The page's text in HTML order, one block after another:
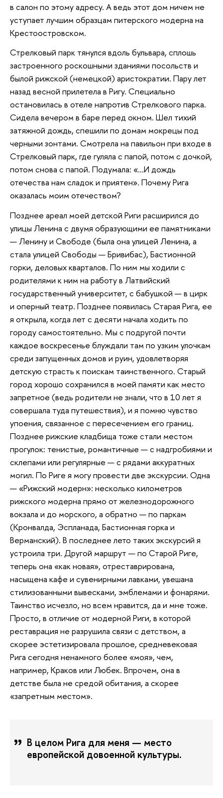
в салон по этому адресу. А ведь этот дом ничем не
уступает лучшим образцам питерского модерна на
Крестоостровском.
Стрелковый парк тянулся вдоль бульвара, сплошь
застроенного роскошными зданиями посольств и
былой рижской (немецкой) аристократии. Пару лет
назад весной прилетела в Ригу. Специально
остановилась в отеле напротив Стрелкового парка.
Сидела вечером в баре перед окном. Шел тихий
затяжной дождь, спешили по домам мокрецы под
черными зонтами. Смотрела на павильон при входе в
Стрелковый парк, где гуляла с папой, потом с дочкой,
потом снова с папой. Подумала: «…И дождь
отечества нам сладок и приятен». Почему Рига
оказалась моим отечеством?
Позднее ареал моей детской Риги расширился до
улицы Ленина с двумя образующими ее памятниками
— Ленину и Свободе (была она улицей Ленина, а
стала улицей Свободы — Бривибас), Бастионной
горки, деловых кварталов. По ним мы ходили с
родителями к ним на работу в Латвийский
государственный университет, с бабушкой — в цирк
и оперный театр. Позднее появилась Старая Рига, ее
я открыла, когда лет с десяти начала ходить по
городу самостоятельно. Мы с подругой почти
каждое воскресенье блуждали там по узким улочкам
среди запущенных домов и руин, удовлетворяя
детскую страсть к поискам таинственного. Старый
город хорошо сохранился в моей памяти как место
запретное (ведь родители не знали, что в 10 лет я
совершала туда путешествия), и я помню чувство
упоения, связанное с пересечением его границ.
Позднее рижские кладбища тоже стали местом
прогулок: тенистые, романтичные — с надгробиями и
склепами или регулярные — с рядами аккуратных
могил. По Риге я могу провести две экскурсии. Одна
— «Рижский модерн»: несколько километров
рижского модерна прямо от железнодорожного
вокзала и до морского, а обратно — по паркам
(Кронвалда, Эспланада, Бастионная горка и
Верманский). В последнее лето таких экскурсий я
устроила три. Другой маршрут — по Старой Риге,
теперь она «как новая», отреставрирована,
насыщена кафе и сувенирными лавками, увешана
стилизованными вывесками, эмблемами и фонарями.
Таинство исчезло, но всем нравится, да и мне тоже.
Просто, в отличие от модерной Риги, в которой
реставрация не разрушила связи с детством, а
скорее эстетизировала прошлое, средневековая
Рига сегодня ненамного более «моя», чем,
например, Краков или Любек. Впрочем, она в
детстве была не средой обитания, а скорее
«запретным местом».
В целом Рига для меня — место
европейской довоенной культуры.